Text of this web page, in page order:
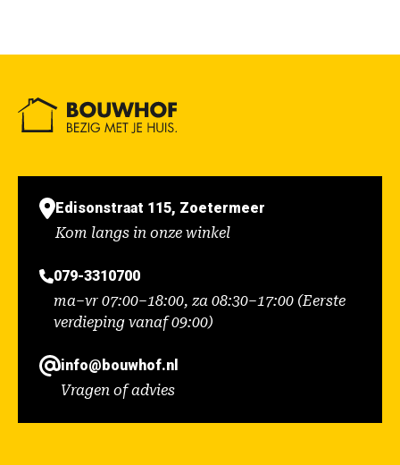
Edisonstraat 115, Zoetermeer
Kom langs in onze winkel
079-3310700
ma–vr 07:00–18:00, za 08:30–17:00 (Eerste
verdieping vanaf 09:00)
info@bouwhof.nl
Vragen of advies